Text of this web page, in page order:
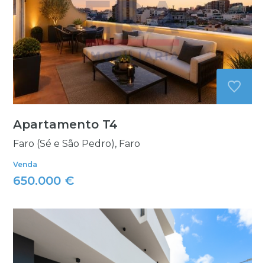
Apartamento T4
Faro (Sé e São Pedro), Faro
Venda
650.000 €